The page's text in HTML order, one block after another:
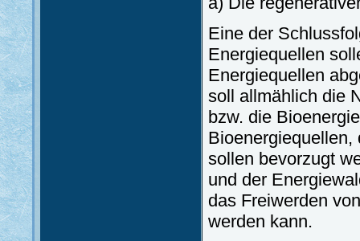
Eine der
Energiequellen
Energiequellen
soll allmählich die
bzw. die
sollen bevorzugt
und der
das Freiwerden
werden kann.